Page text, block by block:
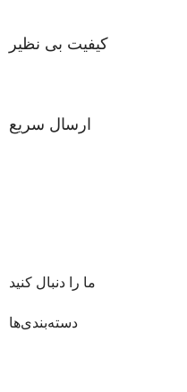
کیفیت بی نظیر
ارسال سریع
ما را دنبال کنید
دسته‌بندی‌ها